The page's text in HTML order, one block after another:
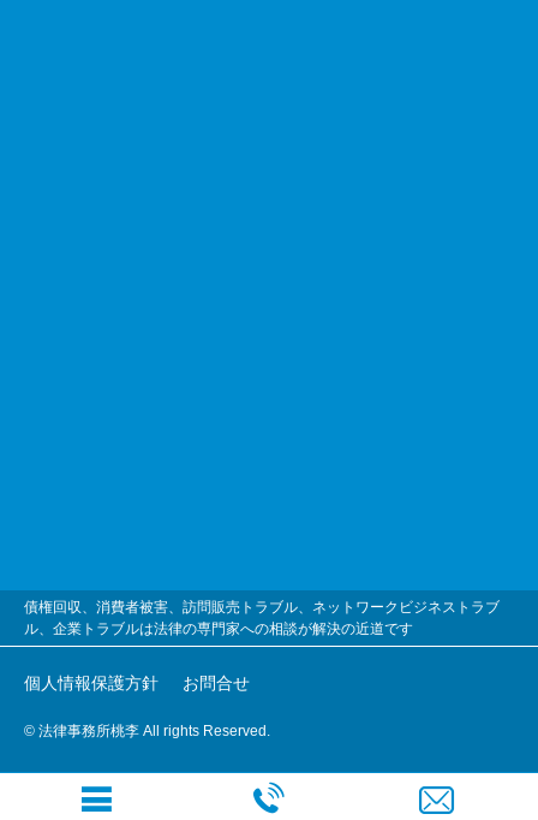
債権回収、消費者被害、訪問販売トラブル、ネットワークビジネストラブ
ル、企業トラブルは法律の専門家への相談が解決の近道です
個人情報保護方針 お問合せ
© 法律事務所桃李 All rights Reserved.